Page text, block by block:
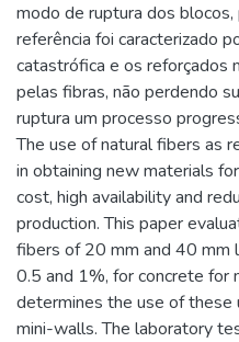
modo de ruptura dos
referência foi caracterizado
catastrófica e os reforçados
pelas fibras, não perdendo
ruptura um processo
The use of natural fibers as
in obtaining new materials
cost, high availability and
production. This paper
fibers of 20 mm and 40 mm
0.5 and 1%, for concrete for
determines the use of these
mini-walls. The laboratory